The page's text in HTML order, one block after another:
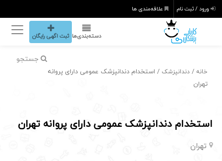
ورود / ثبت نام علاقه‌مندی ها
دسته‌بندی‌ها ثبت اگهی رایگان
جستجو
خانه /دندانپزشک / استخدام دندانپزشک عمومی دارای پروانه
تهران
استخدام دندانپزشک عمومی دارای پروانه تهران
تهران